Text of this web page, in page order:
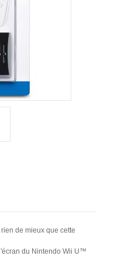
de mieux que cette
du Nintendo Wii U™